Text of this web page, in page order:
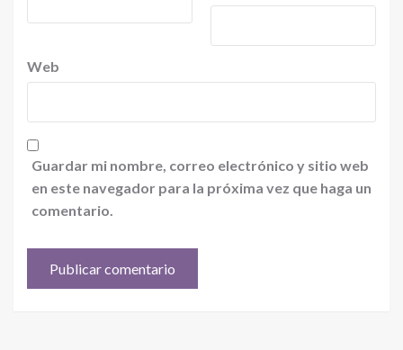
Web
Guardar mi nombre, correo electrónico y sitio web
en este navegador para la próxima vez que haga un
comentario.